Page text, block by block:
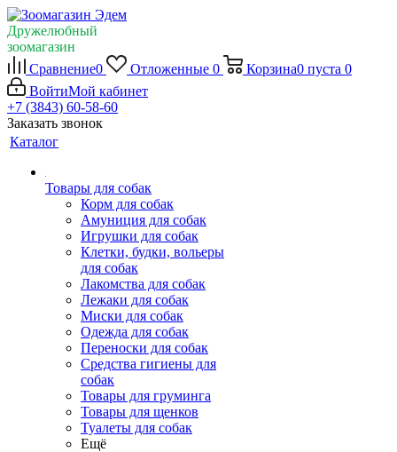
Дружелюбный
зоомагазин
Сравнение0 Отложенные 0 Корзина0 пуста 0
ВойтиМой кабинет
+7 (3843) 60-58-60
Заказать звонок
Каталог
Товары для собак
Корм для собак
Амуниция для собак
Игрушки для собак
Клетки, будки, вольеры
для собак
Лакомства для собак
Лежаки для собак
Миски для собак
Одежда для собак
Переноски для собак
Средства гигиены для
собак
Товары для груминга
Товары для щенков
Туалеты для собак
Ещё